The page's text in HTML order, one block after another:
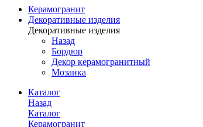
Керамогранит
Декоративные изделия
Декоративные изделия
Назад
Бордюр
Декор керамогранитный
Мозаика
Каталог
Назад
Каталог
Керамогранит